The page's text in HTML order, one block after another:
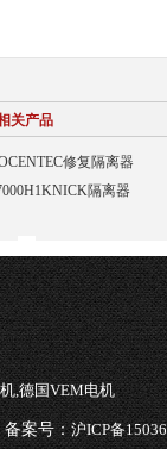
关产品
修复隔离器
隔离器
,德国VEM电机
备案号：沪ICP备